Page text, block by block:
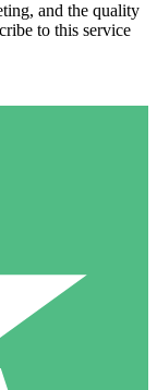
and the quality
to this service